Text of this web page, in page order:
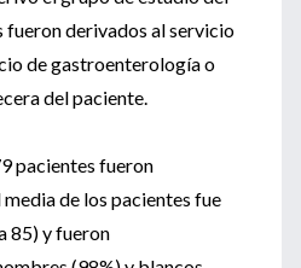
fueron derivados al servicio
de gastroenterología o
del paciente.
pacientes fueron
de los pacientes fue
85) y fueron